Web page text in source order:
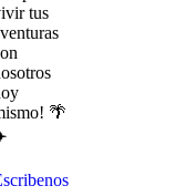
tus
🌴